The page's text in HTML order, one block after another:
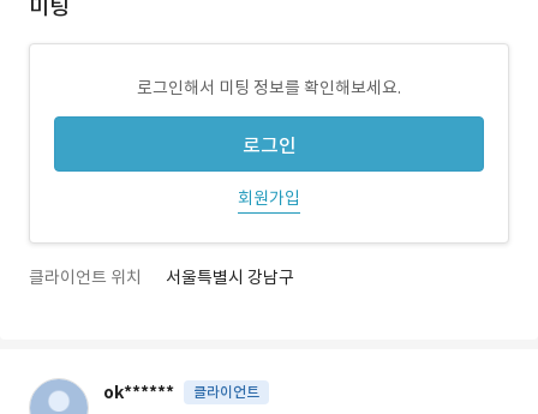
미팅
로그인해서 미팅 정보를 확인해보세요.
로그인
회원가입
클라이언트 위치 서울특별시 강남구
ok****** 클라이언트